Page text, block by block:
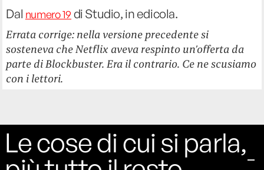
Dal numero 19 di Studio, in edicola.
Errata corrige: nella versione precedente si
sosteneva che Netflix aveva respinto un’offerta da
parte di Blockbuster. Era il contrario. Ce ne scusiamo
con i lettori.
Le cose di cui si parla,